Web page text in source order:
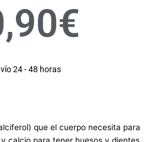
€
24 - 48 horas
que el cuerpo necesita para